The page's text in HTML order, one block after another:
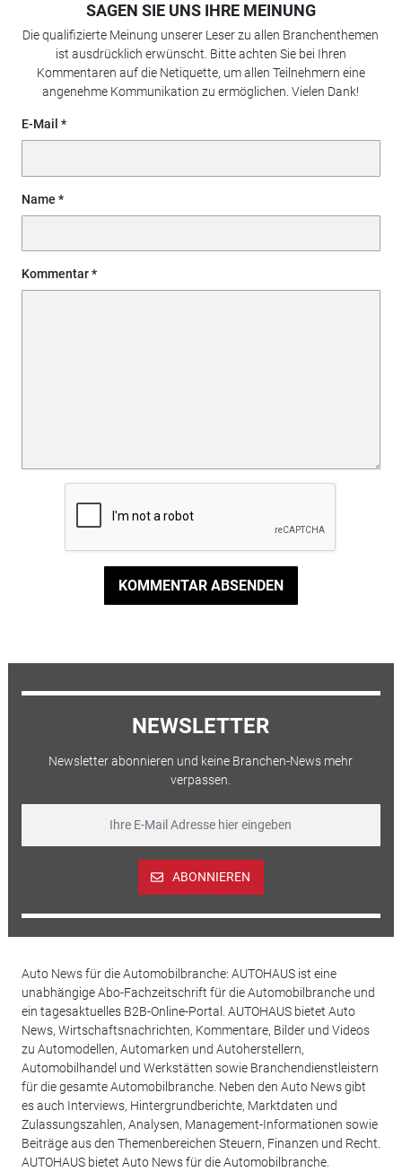
SAGEN SIE UNS IHRE MEINUNG
Die qualifizierte Meinung unserer Leser zu allen Branchenthemen
ist ausdrücklich erwünscht. Bitte achten Sie bei Ihren
Kommentaren auf die Netiquette, um allen Teilnehmern eine
angenehme Kommunikation zu ermöglichen. Vielen Dank!
E-Mail
Name
Kommentar
KOMMENTAR ABSENDEN
NEWSLETTER
Newsletter abonnieren und keine Branchen-News mehr
verpassen.
ABONNIEREN
Auto News für die Automobilbranche: AUTOHAUS ist eine
unabhängige Abo-Fachzeitschrift für die Automobilbranche und
ein tagesaktuelles B2B-Online-Portal. AUTOHAUS bietet Auto
News, Wirtschaftsnachrichten, Kommentare, Bilder und Videos
zu Automodellen, Automarken und Autoherstellern,
Automobilhandel und Werkstätten sowie Branchendienstleistern
für die gesamte Automobilbranche. Neben den Auto News gibt
es auch Interviews, Hintergrundberichte, Marktdaten und
Zulassungszahlen, Analysen, Management-Informationen sowie
Beiträge aus den Themenbereichen Steuern, Finanzen und Recht.
AUTOHAUS bietet Auto News für die Automobilbranche.